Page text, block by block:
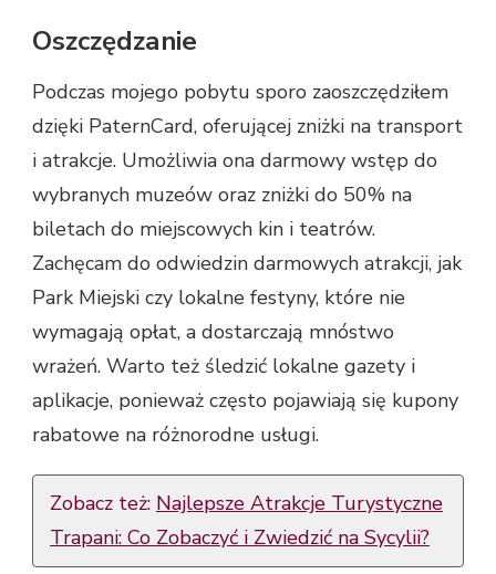
Oszczędzanie
Podczas mojego pobytu sporo zaoszczędziłem
dzięki PaternCard, oferującej zniżki na transport
i atrakcje. Umożliwia ona darmowy wstęp do
wybranych muzeów oraz zniżki do 50% na
biletach do miejscowych kin i teatrów.
Zachęcam do odwiedzin darmowych atrakcji, jak
Park Miejski czy lokalne festyny, które nie
wymagają opłat, a dostarczają mnóstwo
wrażeń. Warto też śledzić lokalne gazety i
aplikacje, ponieważ często pojawiają się kupony
rabatowe na różnorodne usługi.
Zobacz też: Najlepsze Atrakcje Turystyczne
Trapani: Co Zobaczyć i Zwiedzić na Sycylii?